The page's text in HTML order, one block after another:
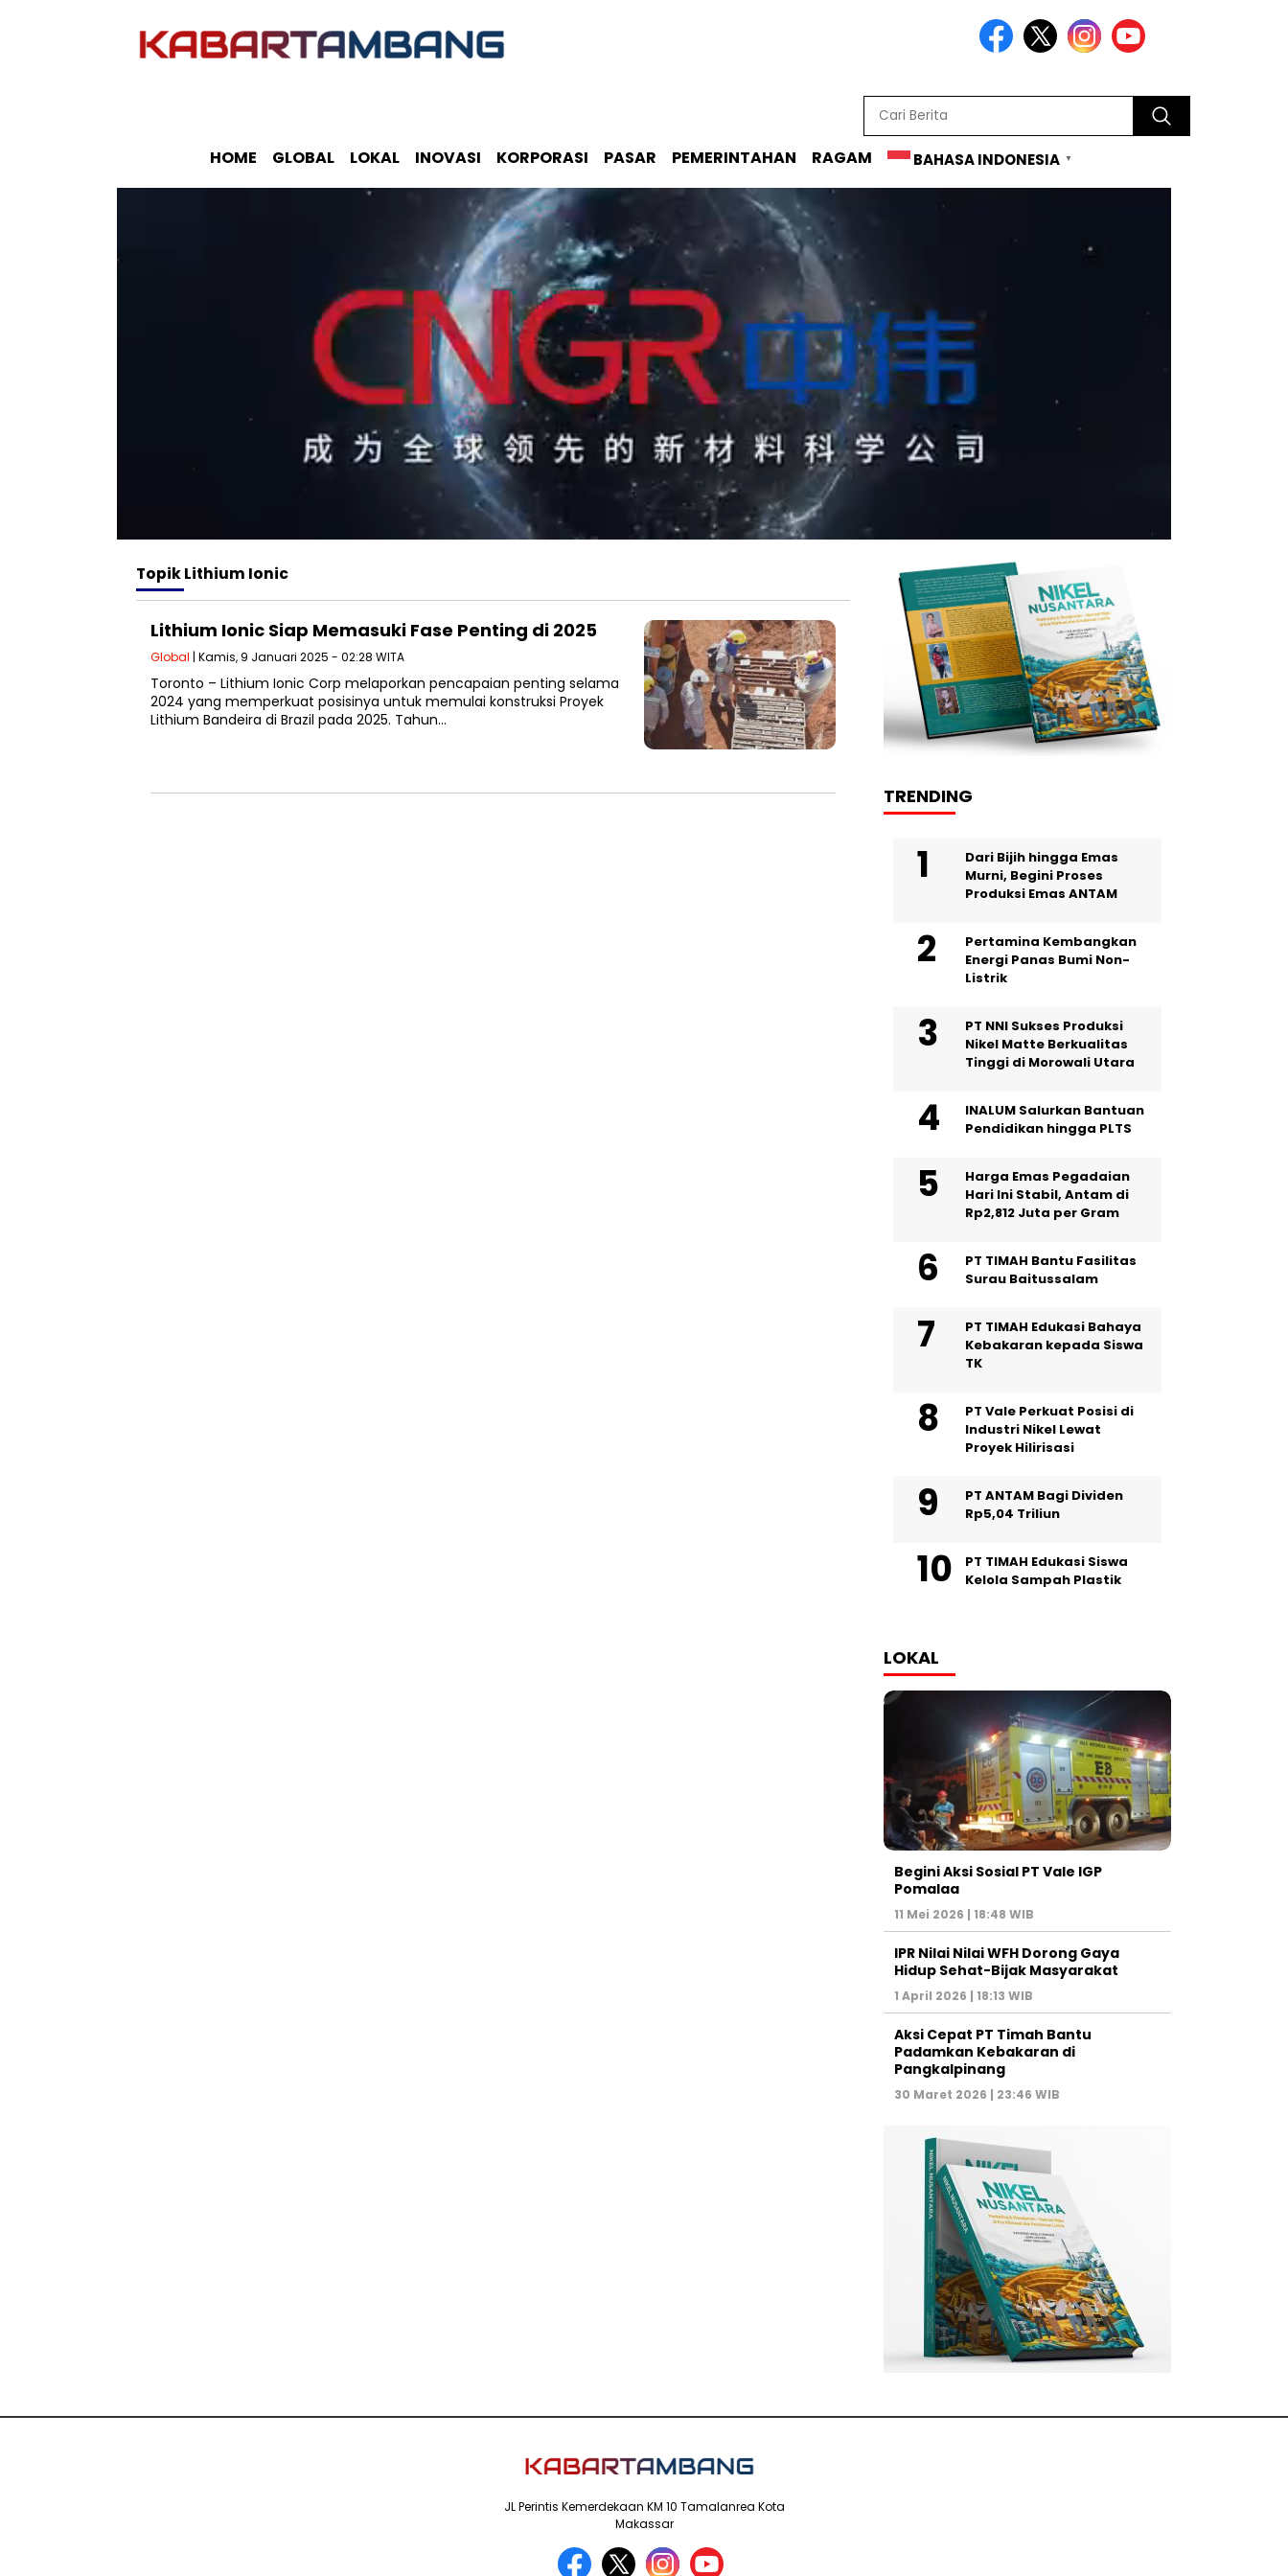
HOME GLOBAL LOKAL INOVASI KORPORASI PASAR PEMERINTAHAN RAGAM BAHASA INDONESIA ▼
TopikLithium Ionic
Lithium Ionic Siap Memasuki Fase Penting di 2025
Global | Kamis, 9 Januari 2025 - 02:28 WITA
Toronto – Lithium Ionic Corp melaporkan pencapaian penting selama
2024 yang memperkuat posisinya untuk memulai konstruksi Proyek
Lithium Bandeira di Brazil pada 2025. Tahun…
TRENDING
Dari Bijih hingga Emas
Murni, Begini Proses
Produksi Emas ANTAM
Pertamina Kembangkan
Energi Panas Bumi Non-
Listrik
PT NNI Sukses Produksi
Nikel Matte Berkualitas
Tinggi di Morowali Utara
INALUM Salurkan Bantuan
Pendidikan hingga PLTS
Harga Emas Pegadaian
Hari Ini Stabil, Antam di
Rp2,812 Juta per Gram
PT TIMAH Bantu Fasilitas
Surau Baitussalam
PT TIMAH Edukasi Bahaya
Kebakaran kepada Siswa
TK
PT Vale Perkuat Posisi di
Industri Nikel Lewat
Proyek Hilirisasi
PT ANTAM Bagi Dividen
Rp5,04 Triliun
PT TIMAH Edukasi Siswa
Kelola Sampah Plastik
LOKAL
Begini Aksi Sosial PT Vale IGP
Pomalaa
11 Mei 2026 | 18:48 WIB
IPR Nilai Nilai WFH Dorong Gaya
Hidup Sehat-Bijak Masyarakat
1 April 2026 | 18:13 WIB
Aksi Cepat PT Timah Bantu
Padamkan Kebakaran di
Pangkalpinang
30 Maret 2026 | 23:46 WIB
JL Perintis Kemerdekaan KM 10 Tamalanrea Kota
Makassar